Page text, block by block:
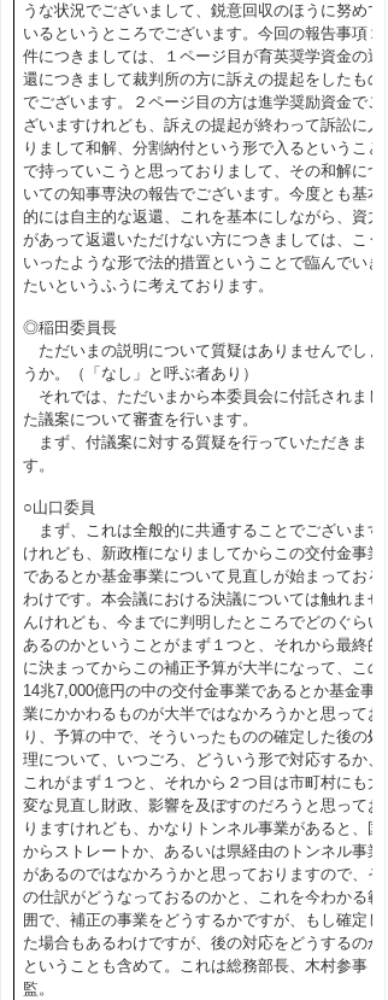
うな状況でございまして、鋭意回収のほうに努めて
いるというところでございます。今回の報告事項２
件につきましては、１ページ目が育英奨学資金の返
還につきまして裁判所の方に訴えの提起をしたもの
でございます。２ページ目の方は進学奨励資金でご
ざいますけれども、訴えの提起が終わって訴訟に入
りまして和解、分割納付という形で入るということ
で持っていこうと思っておりまして、その和解につ
いての知事専決の報告でございます。今度とも基本
的には自主的な返還、これを基本にしながら、資力
があって返還いただけない方につきましては、こう
いったような形で法的措置ということで臨んでいき
たいというふうに考えております。
◎稲田委員長
ただいまの説明について質疑はありませんでしょ
うか。（「なし」と呼ぶ者あり）
それでは、ただいまから本委員会に付託されまし
た議案について審査を行います。
まず、付議案に対する質疑を行っていただきま
す。
○山口委員
まず、これは全般的に共通することでございます
けれども、新政権になりましてからこの交付金事業
であるとか基金事業について見直しが始まっておる
わけです。本会議における決議については触れませ
んけれども、今までに判明したところでどのぐらい
あるのかということがまず１つと、それから最終的
に決まってからこの補正予算が大半になって、この
14兆7,000億円の中の交付金事業であるとか基金事
業にかかわるものが大半ではなかろうかと思ってお
り、予算の中で、そういったものの確定した後の処
理について、いつごろ、どういう形で対応するか、
これがまず１つと、それから２つ目は市町村にも大
変な見直し財政、影響を及ぼすのだろうと思ってお
りますけれども、かなりトンネル事業があると、国
からストレートか、あるいは県経由のトンネル事業
があるのではなかろうかと思っておりますので、そ
の仕訳がどうなっておるのかと、これを今わかる範
囲で、補正の事業をどうするかですが、もし確定し
た場合もあるわけですが、後の対応をどうするのか
ということも含めて。これは総務部長、木村参事
監。